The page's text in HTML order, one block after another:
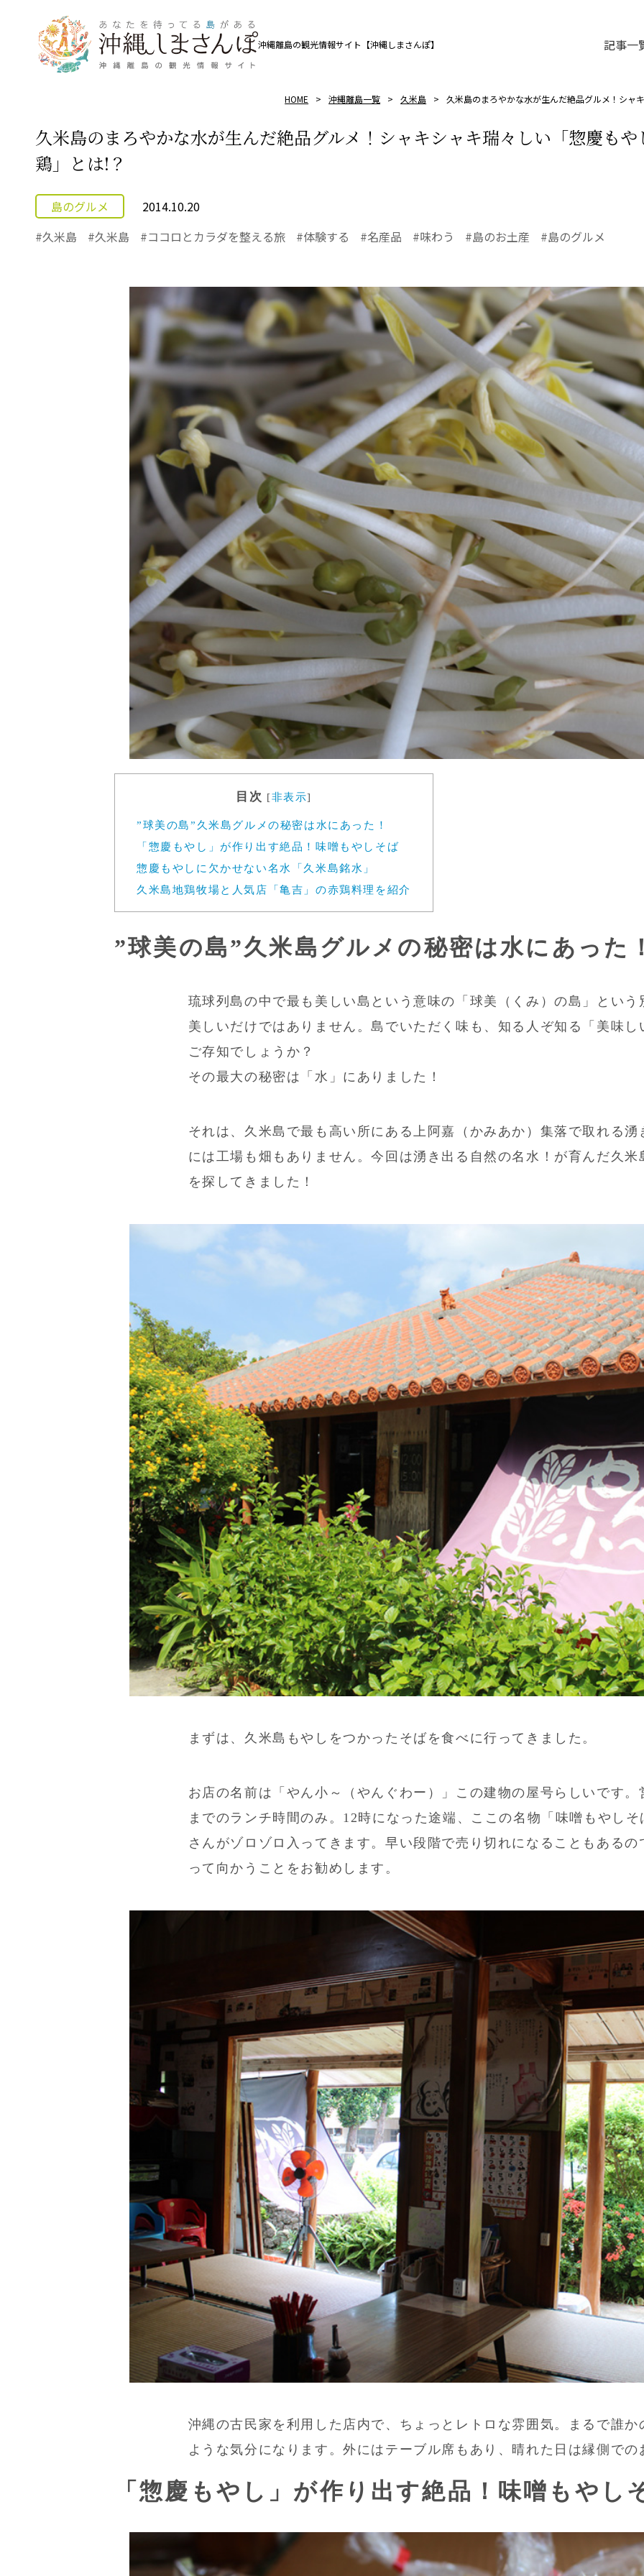
沖縄離島の観光情報サイト【沖縄しまさんぽ】 記事一
HOME 沖縄離島一覧 久米島 久米島のまろやかな水が生んだ絶品グルメ！シャ
久米島のまろやかな水が生んだ絶品グルメ！シャキシャキ瑞々しい「惣慶も
鶏」とは!？
島のグルメ
2014.10.20
久米島
久米島 ココロとカラダを整える旅 体験する 名産品 味わう 島のお土産 島のグルメ
目次 [非表示]
”球美の島”久米島グルメの秘密は水にあった！
「惣慶もやし」が作り出す絶品！味噌もやしそば
惣慶もやしに欠かせない名水「久米島銘水」
久米島地鶏牧場と人気店「亀吉」の赤鶏料理を紹介
”球美の島”久米島グルメの秘密は水にあった
琉球列島の中で最も美しい島という意味の「球美（くみ）の島」とい
美しいだけではありません。島でいただく味も、知る人ぞ知る「美味
ご存知でしょうか？
その最大の秘密は「水」にありました！
それは、久米島で最も高い所にある上阿嘉（かみあか）集落で取れる
には工場も畑もありません。今回は湧き出る自然の名水！が育んだ久
を探してきました！
まずは、久米島もやしをつかったそばを食べに行ってきました。
お店の名前は「やん小～（やんぐわー）」この建物の屋号らしいです。
までのランチ時間のみ。12時になった途端、ここの名物「味噌もやし
さんがゾロゾロ入ってきます。早い段階で売り切れになることもある
って向かうことをお勧めします。
沖縄の古民家を利用した店内で、ちょっとレトロな雰囲気。まるで誰
ような気分になります。外にはテーブル席もあり、晴れた日は縁側で
「惣慶もやし」が作り出す絶品！味噌もやし